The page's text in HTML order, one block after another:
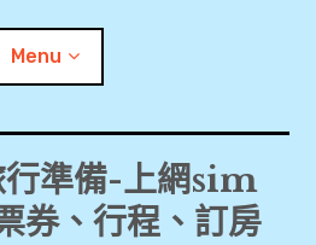
Menu
child
menu
2019 出國信用卡推薦
行準備-上網sim
券、行程、訂房